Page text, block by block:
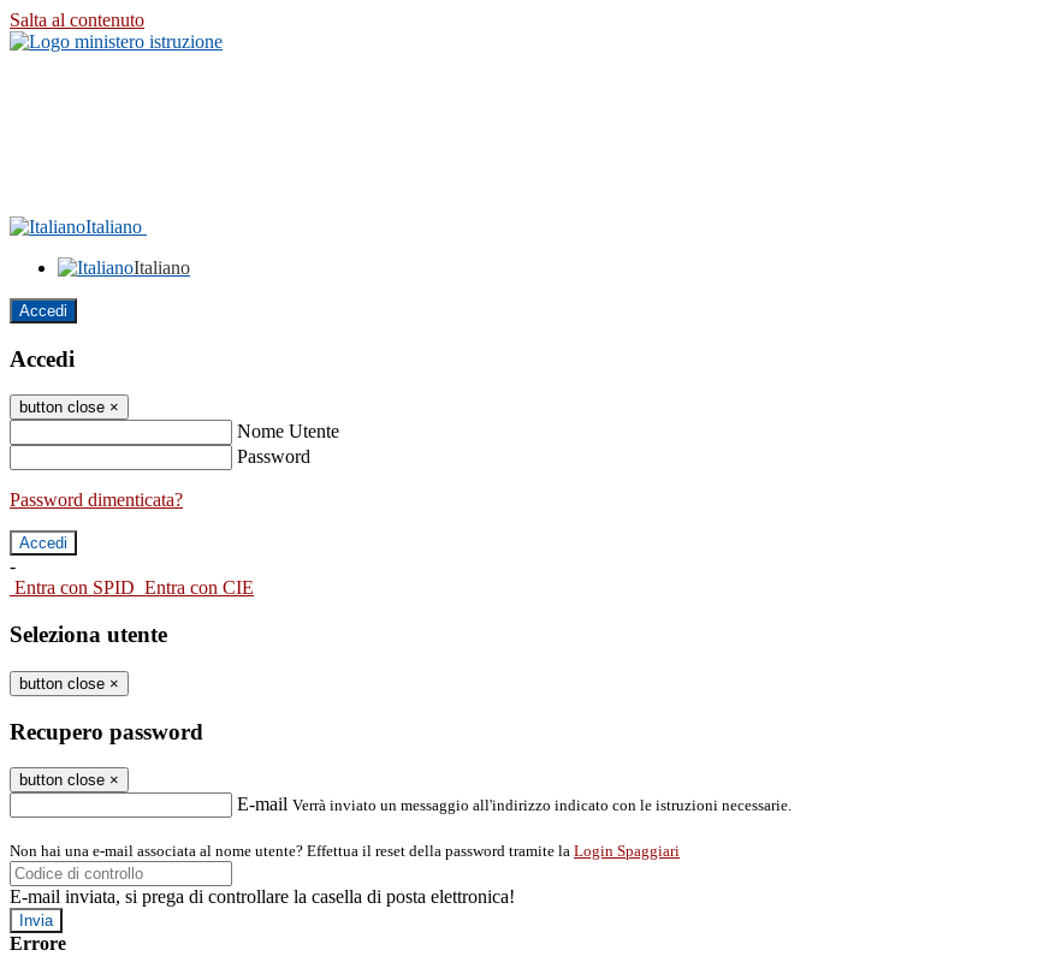
Salta al contenuto
Italiano
Italiano
Accedi
Accedi
button close ×
Nome Utente
Password
Password dimenticata?
-
Entra con SPID Entra con CIE
Seleziona utente
button close ×
Recupero password
button close ×
E-mail Verrà inviato un messaggio all'indirizzo indicato con le istruzioni necessarie.
Non hai una e-mail associata al nome utente? Effettua il reset della password tramite la Login Spaggiari
E-mail inviata, si prega di controllare la casella di posta elettronica!
Errore